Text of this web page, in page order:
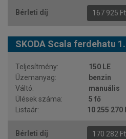
167 925
SKODA Scala ferdehatu
150 LE
benzin
manuális
5 fő
10 255 270
170 282